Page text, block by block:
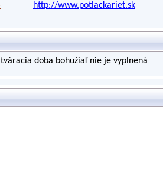
http://www.potlackariet.sk
doba bohužiaľ nie je vyplnená